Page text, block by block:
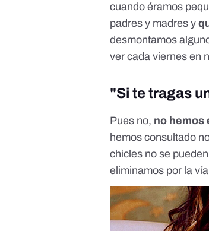
cuando éramos
padres y madres y
desmontamos
ver cada viernes en
"Si te tragas
Pues no, no hemos
hemos consultado
chicles no se
eliminamos por la